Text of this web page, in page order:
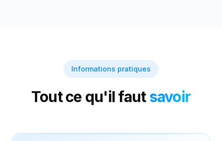
Informations pratiques
Tout ce qu'il faut savoir